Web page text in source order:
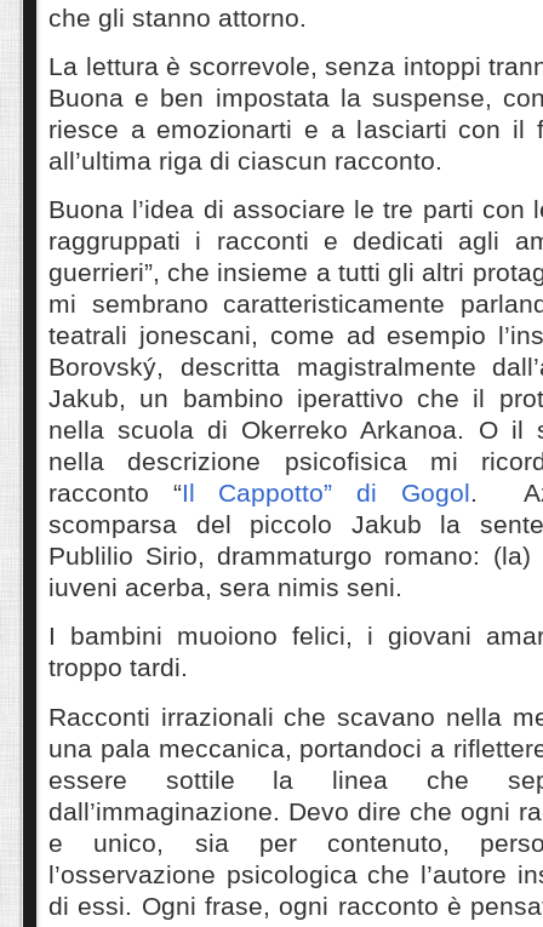
che gli stanno attorno.
La lettura è scorrevole, senza intoppi
Buona e ben impostata la suspense,
riesce a emozionarti e a lasciarti con il
all’ultima riga di ciascun racconto.
Buona l’idea di associare le tre parti con
raggruppati i racconti e dedicati agli
guerrieri”, che insieme a tutti gli altri
mi sembrano caratteristicamente
teatrali jonescani, come ad esempio
Borovský, descritta magistralmente
Jakub, un bambino iperattivo che il
nella scuola di Okerreko Arkanoa. O il
nella descrizione psicofisica mi
racconto “Il Cappotto” di Gogol.
scomparsa del piccolo Jakub la
Publilio Sirio, drammaturgo romano:
iuveni acerba, sera nimis seni.
I bambini muoiono felici, i giovani
troppo tardi.
Racconti irrazionali che scavano nella
una pala meccanica, portandoci a
essere sottile la linea che
dall’immaginazione. Devo dire che ogni
e unico, sia per contenuto,
l’osservazione psicologica che l’autore
di essi. Ogni frase, ogni racconto è